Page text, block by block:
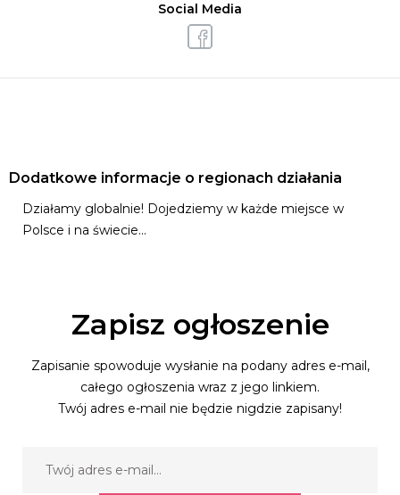
Social Media
Dodatkowe informacje o regionach działania
Działamy globalnie! Dojedziemy w każde miejsce w
Polsce i na świecie...
Zapisz ogłoszenie
Zapisanie spowoduje wysłanie na podany adres e-mail,
całego ogłoszenia wraz z jego linkiem.
Twój adres e-mail nie będzie nigdzie zapisany!